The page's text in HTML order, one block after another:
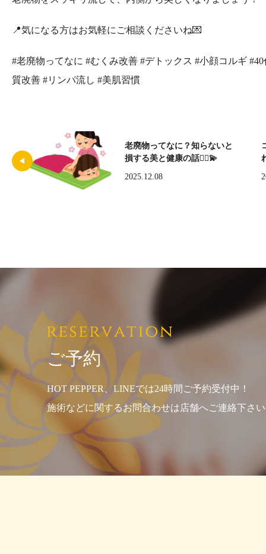
📍気になる方はお気軽にご相談くださいね💌
#老廃物ってなに #むくみ改善 #デトックス #小顔コルギ
質改善 #リンパ流し #美肌習慣
老廃物ってなに？知らないと
損する美と健康の話🧖‍♀️💫
2025.12.08
ご予約
HOT PEPPER、LINEでは24時間ご予約受付中！
施術などに関するお問合わせは店舗へご連絡下さ